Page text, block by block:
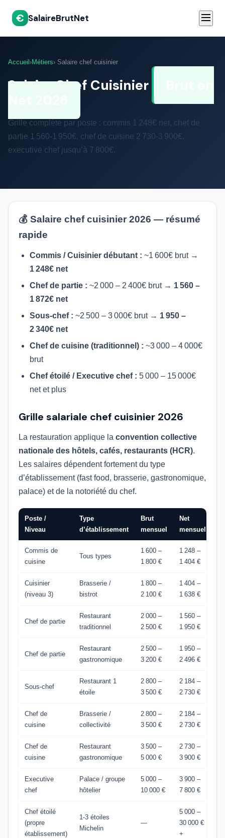
€ SalaireBrutNet
Accueil ›Métiers› Salaire chef cuisinier
Salaire Chef Cuisinier
Grille complète par poste : commis 1 248€ net, chef de
partie 1 560-1 950€, chef de cuisine 2 730-3 900€,
executive chef jusqu’à 7 800€.
💰 Salaire chef cuisinier 2026 — résumé
rapide
Commis / Cuisinier débutant : ~1 600€ brut →
1 248€ net
Chef de partie : ~2 000 – 2 400€ brut → 1 560 –
1 872€ net
Sous-chef : ~2 500 – 3 000€ brut → 1 950 –
2 340€ net
Chef de cuisine (traditionnel) : ~3 000 – 4 000€
brut
Chef étoilé / Executive chef : 5 000 – 15 000€
net et plus
Grille salariale chef cuisinier 2026
La restauration applique la convention collective
nationale des hôtels, cafés, restaurants (HCR).
Les salaires dépendent fortement du type
d’établissement (fast food, brasserie, gastronomique,
palace) et de la notoriété du chef.
Poste /
Niveau
Type
d’établissement
Brut
mensuel
Net
mensuel
Commis de
cuisine
Tous types
1 600 –
1 800 €
1 248 –
1 404 €
Cuisinier
(niveau 3)
Brasserie /
bistrot
1 800 –
2 100 €
1 404 –
1 638 €
Chef de partie
Restaurant
traditionnel
2 000 –
2 500 €
1 560 –
1 950 €
Chef de partie
Restaurant
gastronomique
2 500 –
3 200 €
1 950 –
2 496 €
Sous-chef
Restaurant 1
étoile
2 800 –
3 500 €
2 184 –
2 730 €
Chef de
cuisine
Brasserie /
collectivité
2 800 –
3 500 €
2 184 –
2 730 €
Chef de
cuisine
Restaurant
gastronomique
3 500 –
5 000 €
2 730 –
3 900 €
Executive
chef
Palace / groupe
hôtelier
5 000 –
10 000 €
3 900 –
7 800 €
Chef étoilé
(propre
établissement)
1-3 étoiles
Michelin
—
5 000 –
30 000 €
+